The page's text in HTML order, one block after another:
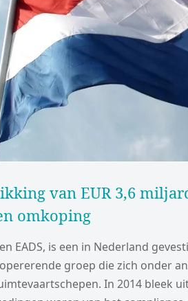
van EUR 3,6
omkoping
EADS, is een in Nederland
groep die zich onder
In 2014 bleek